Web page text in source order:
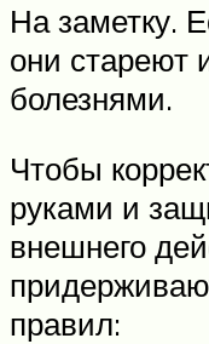
На заметку.
они стареют
болезнями.
Чтобы
руками и
внешнего
правил: